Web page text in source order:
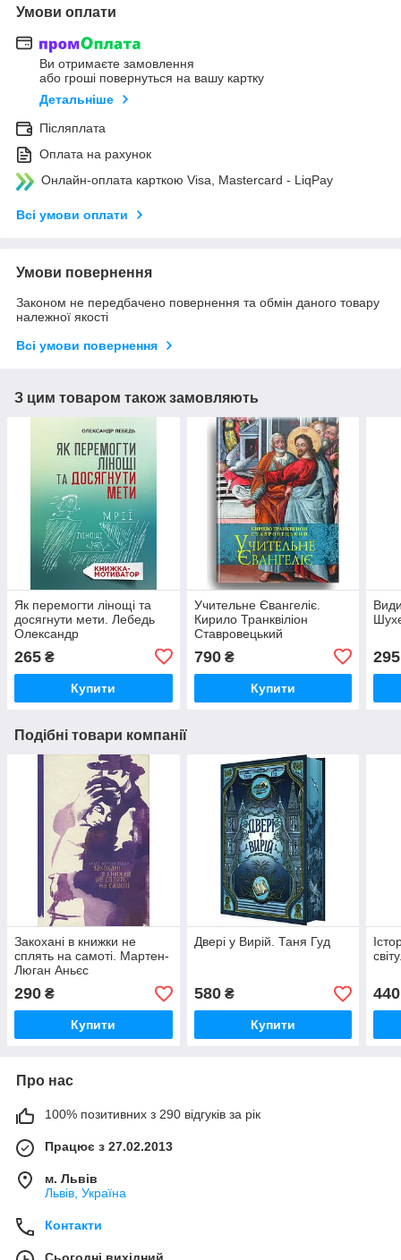
Умови оплати
Ви отримаєте замовлення
або гроші повернуться на вашу картку
Детальніше
Післяплата
Оплата на рахунок
Онлайн-оплата карткою Visa, Mastercard - LiqPay
Всі умови оплати
Умови повернення
Законом не передбачено повернення та обмін даного товару
належної якості
Всі умови повернення
З цим товаром також замовляють
Як перемогти лінощі та
досягнути мети. Лебедь
Олександр
265 ₴
Купити
Учительне Євангеліє.
Кирило Транквіліон
Ставровецький
790₴
Купити
295
Подібні товари компанії
Закохані в книжки не
сплять на самоті. Мартен-
Люган Аньєс
290 ₴
Купити
Двері у Вирій. Таня Гуд
580₴
Купити
440
Про нас
100% позитивних з 290 відгуків за рік
Працює з 27.02.2013
м. Львів
Львів, Україна
Контакти